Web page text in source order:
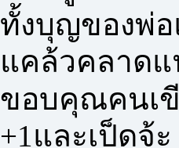
ทั้งบุญของพ่อ
แคล้วคลาด
ขอบคุณคนเ
+1และเป็ดจ้ะ